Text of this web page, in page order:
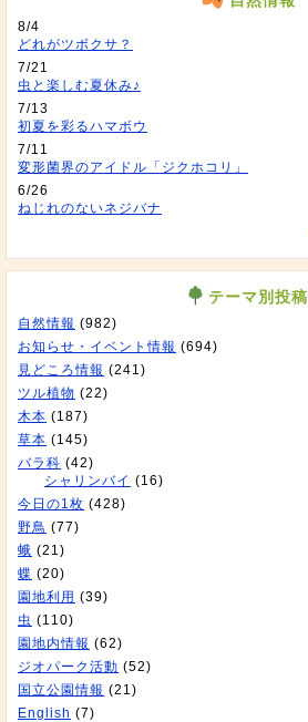
8/4
どれがツボクサ？
7/21
虫と楽しむ夏休み♪
7/13
初夏を彩るハマボウ
7/11
変形菌界のアイドル「ジクホコリ」
6/26
ねじれのないネジバナ
テーマ別投稿
自然情報 (982)
お知らせ・イベント情報 (694)
見どころ情報 (241)
ツル植物 (22)
木本 (187)
草本 (145)
バラ科 (42)
シャリンバイ (16)
今日の1枚 (428)
野鳥 (77)
蛾 (21)
蝶 (20)
園地利用 (39)
虫 (110)
園地内情報 (62)
ジオパーク活動 (52)
国立公園情報 (21)
English (7)